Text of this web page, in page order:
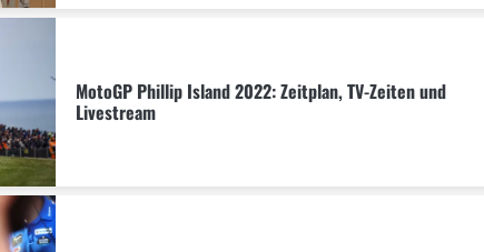
MotoGP Phillip Island 2022: Zeitplan, TV-Zeiten und
Livestream